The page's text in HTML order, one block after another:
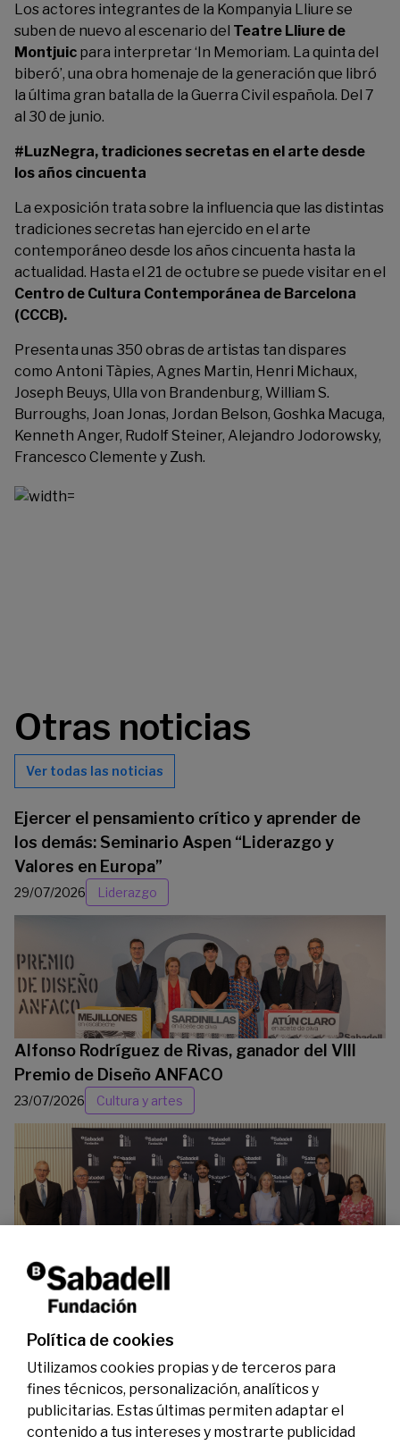
Los actores integrantes de la Kompanyia Lliure se
suben de nuevo al escenario del Teatre Lliure de
Montjuic para interpretar ‘In Memoriam. La quinta del
biberó’, una obra homenaje de la generación que libró
la última gran batalla de la Guerra Civil española. Del 7
al 30 de junio.
#LuzNegra, tradiciones secretas en el arte desde
los años cincuenta
La exposición trata sobre la influencia que las distintas
tradiciones secretas han ejercido en el arte
contemporáneo desde los años cincuenta hasta la
actualidad. Hasta el 21 de octubre se puede visitar en el
Centro de Cultura Contemporánea de Barcelona
(CCCB).
Presenta unas 350 obras de artistas tan dispares
como Antoni Tàpies, Agnes Martin, Henri Michaux,
Joseph Beuys, Ulla von Brandenburg, William S.
Burroughs, Joan Jonas, Jordan Belson, Goshka Macuga,
Kenneth Anger, Rudolf Steiner, Alejandro Jodorowsky,
Francesco Clemente y Zush.
Otras noticias
Ver todas las noticias
Ejercer el pensamiento crítico y aprender de
los demás: Seminario Aspen “Liderazgo y
Valores en Europa”
29/07/2026 Liderazgo
Alfonso Rodríguez de Rivas, ganador del VIII
Premio de Diseño ANFACO
23/07/2026 Cultura y artes
La Fundación Banco Sabadell reconoce a dos
investigadores en los ámbitos de la edición del
genoma y la energía limpia
07/07/2026 Premios
Política de cookies
Utilizamos cookies propias y de terceros para
fines técnicos, personalización, analíticos y
publicitarias. Estas últimas permiten adaptar el
contenido a tus intereses y mostrarte publicidad